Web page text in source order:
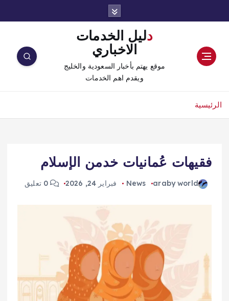
دليل الخدمات
الاخباري
موقع يهتم بأخبار السعودية والخليج
ويقدم اهم الخدمات
الرئيسية
فقيهات عُمانيات خدمن الإسلام
araby world
News فبراير 24, 2026 0 تعليق